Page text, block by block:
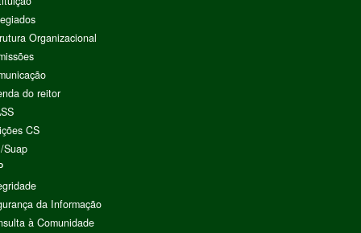
Organizacional
do reitor
CS
Suap
da Informação
à Comunidade